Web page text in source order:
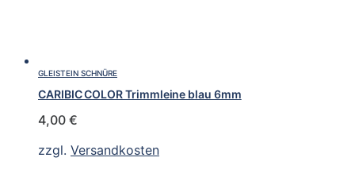
GLEISTEIN SCHNÜRE
CARIBIC COLOR Trimmleine blau 6mm
4,00 €
zzgl. Versandkosten